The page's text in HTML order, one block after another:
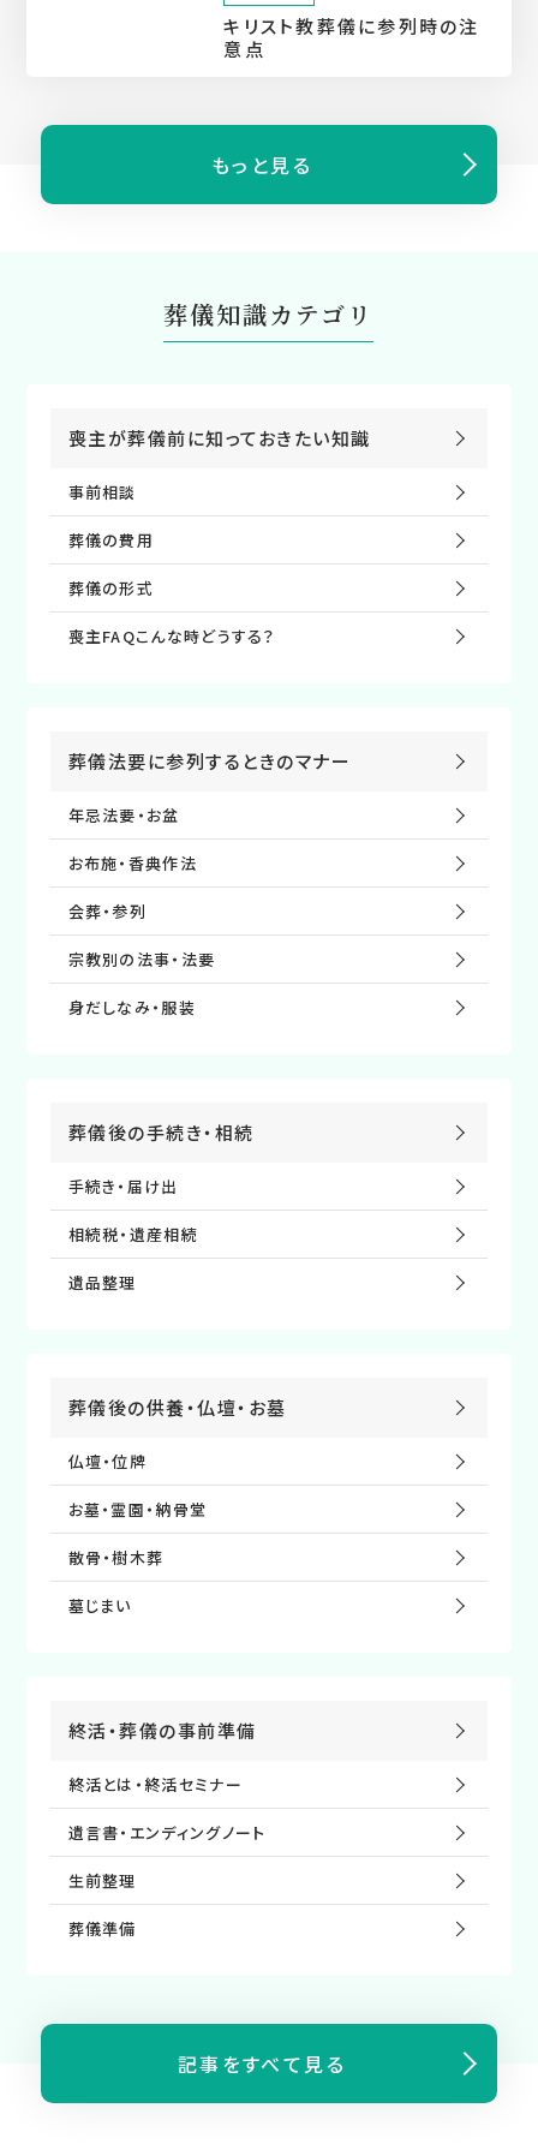
キリスト教葬儀に参列時の注
意点
もっと⾒る
葬儀知識カテゴリ
喪主が葬儀前に知っておきたい知識
事前相談
葬儀の費⽤
葬儀の形式
喪主FAQこんな時どうする？
葬儀法要に参列するときのマナー
年忌法要・お盆
お布施・⾹典作法
会葬・参列
宗教別の法事・法要
⾝だしなみ・服装
葬儀後の⼿続き・相続
手続き・届け出
相続税・遺産相続
遺品整理
葬儀後の供養・仏壇・お墓
仏壇・位牌
お墓・霊園・納⾻堂
散⾻・樹⽊葬
墓じまい
終活・葬儀の事前準備
終活とは・終活セミナー
遺⾔書・エンディングノート
⽣前整理
葬儀準備
記事をすべて見る